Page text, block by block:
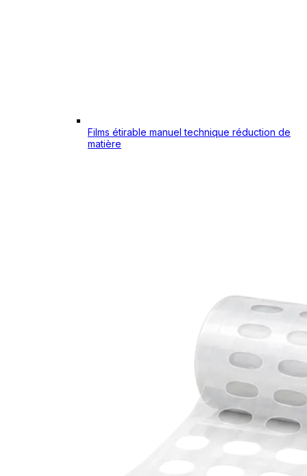
Films étirable manuel technique réduction de
matière